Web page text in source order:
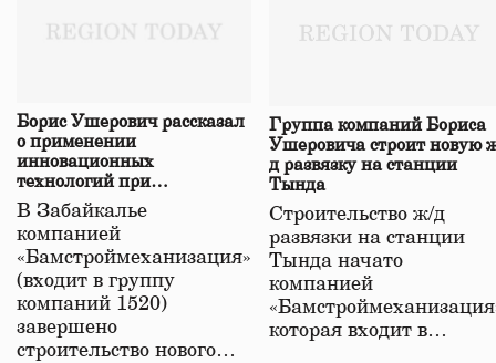
Борис Ушерович рассказал
о применении
инновационных
технологий при
строительстве нового моста
в Забайкалье
В Забайкалье
компанией
«Бамстроймеханизация»
(входит в группу
компаний 1520)
завершено
строительство нового…
Группа компаний Бориса
Ушеровича строит новую
д развязку на станции
Тында
Строительство ж/д
развязки на станции
Тында начато
компанией
которая входит в…